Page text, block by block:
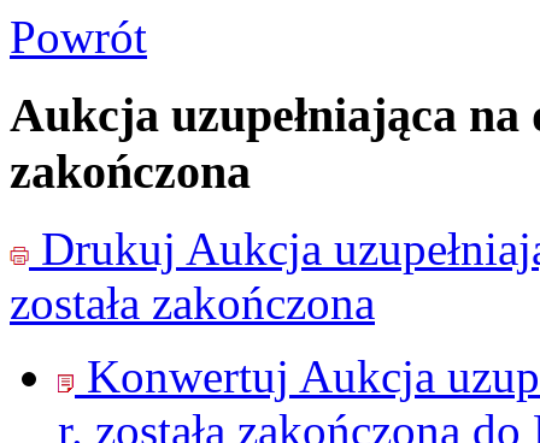
Powrót
Aukcja uzupełniająca na
zakończona
Drukuj Aukcja
została zakończona
Konwertuj Aukcja
r. została zakończona do